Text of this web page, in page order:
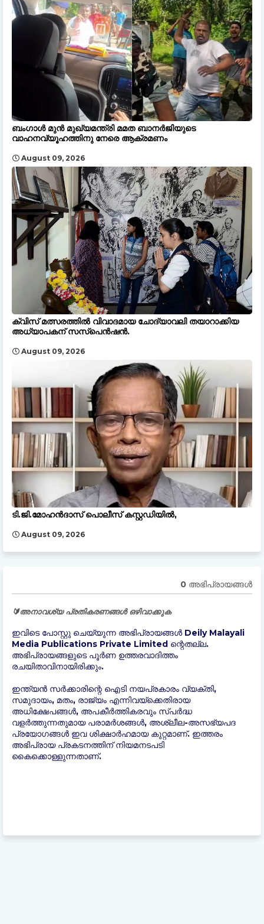
ബംഗാൾ മുന്‍ മുഖ്യമന്ത്രി മമത ബാനർജിയുടെ
വാഹനവ്യൂഹത്തിനു നേരെ ആക്രമണം
August 09, 2026
ക്വിസ് മത്സരത്തിൽ വിവാദമായ ചോദ്യാവലി തയാറാക്കിയ
അധ്യാപകന് സസ്പെൻഷൻ.
August 09, 2026
ടി.ജി.മോഹൻദാസ് പൊലീസ് കസ്റ്റഡിയിൽ,
August 09, 2026
0 അഭിപ്രായങ്ങള്‍
🔰അനാവശ്യ പ്രതികരണങ്ങൾ ഒഴിവാക്കുക
ഇവിടെ പോസ്റ്റു ചെയ്യുന്ന അഭിപ്രായങ്ങൾ Deily Malayali
Media Publications Private Limited ന്റെതല്ല.
അഭിപ്രായങ്ങളുടെ പൂർണ ഉത്തരവാദിത്തം
രചയിതാവിനായിരിക്കും.
ഇന്ത്യന്‍ സർക്കാരിന്റെ ഐടി നയപ്രകാരം വ്യക്തി,
സമുദായം, മതം, രാജ്യം എന്നിവയ്ക്കെതിരായ
അധിക്ഷേപങ്ങൾ, അപകീർത്തികരവും സ്പർദ്ധ
വളർത്തുന്നതുമായ പരാമർശങ്ങൾ, അശ്ലീല-അസഭ്യപദ
പ്രയോഗങ്ങൾ ഇവ ശിക്ഷാർഹമായ കുറ്റമാണ്. ഇത്തരം
അഭിപ്രായ പ്രകടനത്തിന് നിയമനടപടി
കൈക്കൊള്ളുന്നതാണ്.